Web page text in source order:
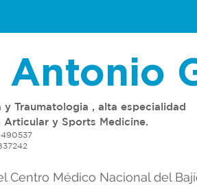
Antonio
y Traumatologia , alta especialidad
Articular y Sports Medicine.
Centro Médico Nacional del